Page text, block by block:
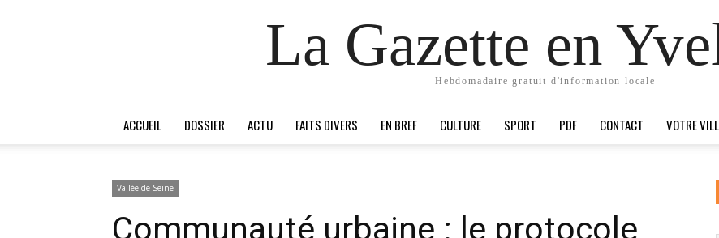
La Gazette en
Hebdomadaire gratuit d'information locale
ACCUEIL DOSSIER ACTU FAITS DIVERS EN BREF CULTURE SPORT PDF CONTACT VOTRE
Vallée de Seine
Communauté urbaine : le protocole